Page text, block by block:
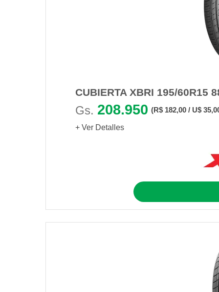
CUBIERTA XBRI 195/60R15
Gs. 208.950 (R$ 182,00 / U$
+ Ver Detalles